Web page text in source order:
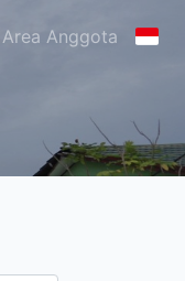
Area Anggota